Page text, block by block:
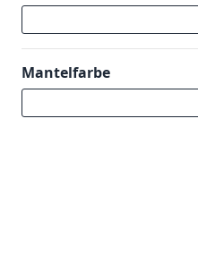
Mantelfarbe